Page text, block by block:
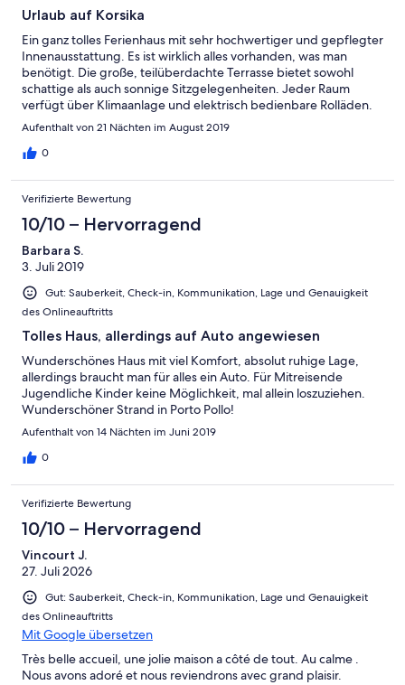
Urlaub auf Korsika
Ein ganz tolles Ferienhaus mit sehr hochwertiger und gepflegter
Innenausstattung. Es ist wirklich alles vorhanden, was man
benötigt. Die große, teilüberdachte Terrasse bietet sowohl
schattige als auch sonnige Sitzgelegenheiten. Jeder Raum
verfügt über Klimaanlage und elektrisch bedienbare Rolläden.
Eben alles vom feinsten. Sehr freundlicher Vermieter. Kurz
gesagt: Absolut empfehlenswert.
Aufenthalt von 21 Nächten im August 2019
0
Verifizierte Bewertung
10/10 – Hervorragend
Barbara S.
3. Juli 2019
Gut: Sauberkeit, Check-in, Kommunikation, Lage und Genauigkeit
des Onlineauftritts
Tolles Haus, allerdings auf Auto angewiesen
Wunderschönes Haus mit viel Komfort, absolut ruhige Lage,
allerdings braucht man für alles ein Auto. Für Mitreisende
Jugendliche Kinder keine Möglichkeit, mal allein loszuziehen.
Wunderschöner Strand in Porto Pollo!
Aufenthalt von 14 Nächten im Juni 2019
0
Verifizierte Bewertung
10/10 – Hervorragend
Vincourt J.
27. Juli 2026
Gut: Sauberkeit, Check-in, Kommunikation, Lage und Genauigkeit
des Onlineauftritts
Mit Google übersetzen
Très belle accueil, une jolie maison a côté de tout. Au calme .
Nous avons adoré et nous reviendrons avec grand plaisir.